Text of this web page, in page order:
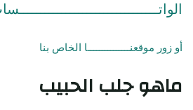
أو زور موقعنـــــــــــــــا الخاص بنا
ماهو جلب الحبيب